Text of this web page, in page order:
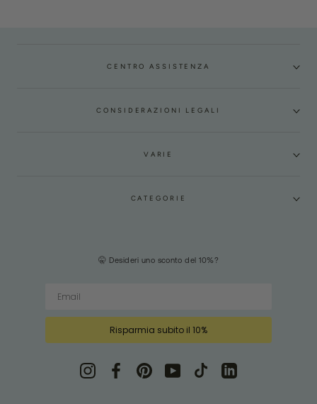
CENTRO ASSISTENZA
CONSIDERAZIONI LEGALI
VARIE
CATEGORIE
🤫 Desideri uno sconto del 10%?
Risparmia subito il 10%